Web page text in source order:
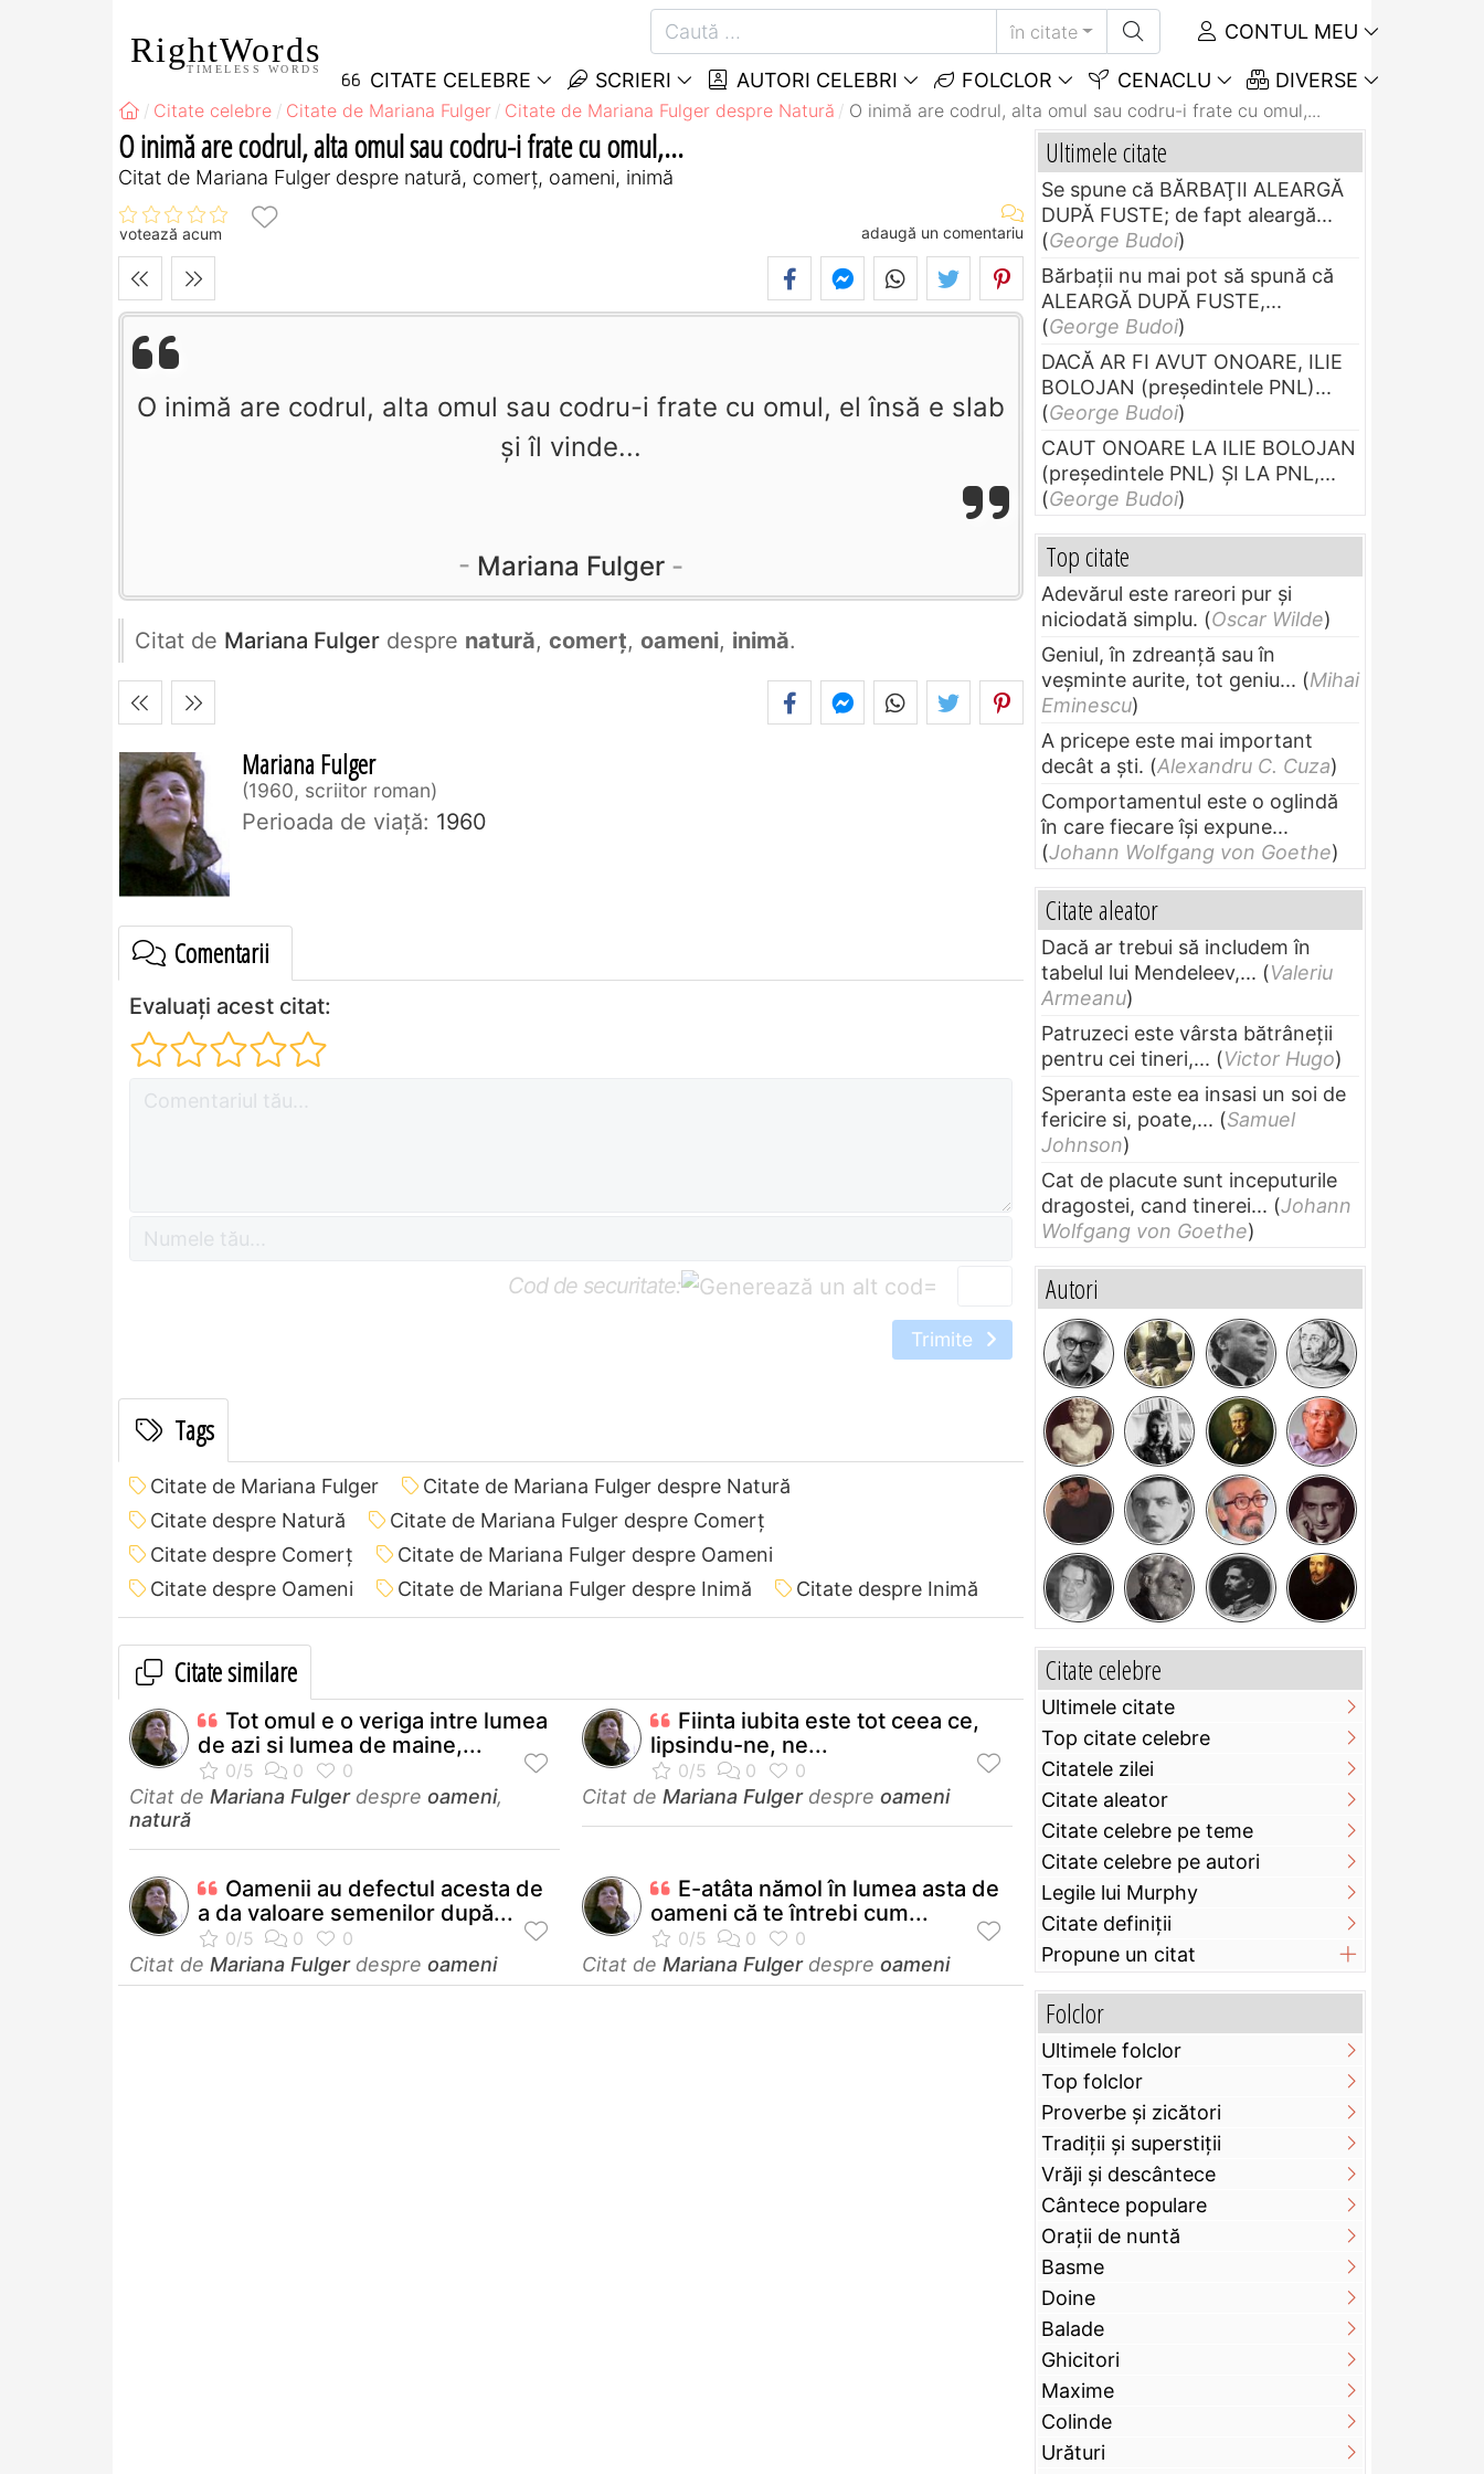
RightWords
TIMELESS WORDS
în citate CONTUL MEU
CITATE CELEBRE SCRIERI AUTORI CELEBRI FOLCLOR CENACLU DIVERSE
Citate celebre Citate de Mariana Fulger Citate de Mariana Fulger despre Natură O inimă are codrul, alta omul sau codru-i frate cu omul,...
O inimă are codrul, alta omul sau codru-i frate cu omul,...
Citat de Mariana Fulger despre natură, comerț, oameni, inimă
votează acum adaugă un comentariu
O inimă are codrul, alta omul sau codru-i frate cu omul, el însă e slab
și îl vinde...
Mariana Fulger
Citat de Mariana Fulger despre natură, comerț, oameni, inimă.
Mariana Fulger
1960, scriitor roman
Perioada de viaţă: 1960
Comentarii
Evaluați acest citat:
Cod de securitate: =
Trimite
Tags
Citate de Mariana Fulger
Citate de Mariana Fulger despre Natură
Citate despre Natură
Citate de Mariana Fulger despre Comerț
Citate despre Comerț
Citate de Mariana Fulger despre Oameni
Citate despre Oameni
Citate de Mariana Fulger despre Inimă Citate despre Inimă
Citate similare
Tot omul e o veriga intre lumea
de azi si lumea de maine,...
Citat de Mariana Fulgerdespre oameni,
natură
Fiinta iubita este tot ceea ce,
lipsindu-ne, ne...
Citat de Mariana Fulgerdespre oameni
Oamenii au defectul acesta de
a da valoare semenilor după...
Citat de Mariana Fulgerdespre oameni
E-atâta nămol în lumea asta de
oameni că te întrebi cum...
Citat de Mariana Fulgerdespre oameni
Ultimele citate
Se spune că BĂRBAŢII ALEARGĂ
DUPĂ FUSTE; de fapt aleargă...
(George Budoi)
Bărbaţii nu mai pot să spună că
ALEARGĂ DUPĂ FUSTE,...
(George Budoi)
DACĂ AR FI AVUT ONOARE, ILIE
BOLOJAN (preşedintele PNL)...
(George Budoi)
CAUT ONOARE LA ILIE BOLOJAN
(preşedintele PNL) ŞI LA PNL,...
(George Budoi)
Top citate
Adevărul este rareori pur și
niciodată simplu. (Oscar Wilde)
Geniul, în zdreanţă sau în
veşminte aurite, tot geniu... (Mihai
Eminescu)
A pricepe este mai important
decât a ști. (Alexandru C. Cuza)
Comportamentul este o oglindă
în care fiecare își expune...
(Johann Wolfgang von Goethe)
Citate aleator
Dacă ar trebui să includem în
tabelul lui Mendeleev,... (Valeriu
Armeanu)
Patruzeci este vârsta bătrâneții
pentru cei tineri,... (Victor Hugo)
Speranta este ea insasi un soi de
fericire si, poate,... (Samuel
Johnson)
Cat de placute sunt inceputurile
dragostei, cand tinerei... (Johann
Wolfgang von Goethe)
Autori
Citate celebre
Ultimele citate
Top citate celebre
Citatele zilei
Citate aleator
Citate celebre pe teme
Citate celebre pe autori
Legile lui Murphy
Citate definiţii
Propune un citat
Folclor
Ultimele folclor
Top folclor
Proverbe și zicători
Tradiții și superstiții
Vrăji și descântece
Cântece populare
Orații de nuntă
Basme
Doine
Balade
Ghicitori
Maxime
Colinde
Urături